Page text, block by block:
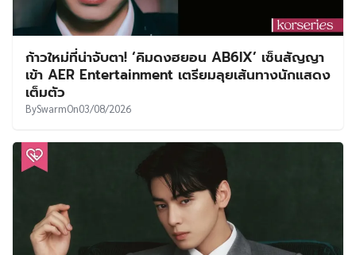
ก้าวใหม่ที่น่าจับตา! ‘คิมดงฮยอน AB6IX’ เซ็นสัญญา
เข้า AER Entertainment เตรียมลุยเส้นทางนักแสดง
เต็มตัว
BySwarmOn03/08/2026